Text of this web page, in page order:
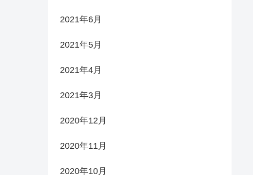
2021年6月
2021年5月
2021年4月
2021年3月
2020年12月
2020年11月
2020年10月